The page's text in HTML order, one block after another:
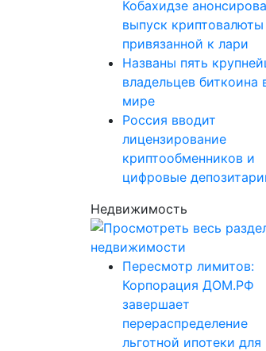
Кобахидзе
выпуск криптовалюты
привязанной к лари
Названы пять
владельцев биткоина
мире
Россия вводит
лицензирование
криптообменников и
цифровые
Недвижимость
Пересмотр лимитов:
Корпорация ДОМ.РФ
завершает
перераспределение
льготной ипотеки для